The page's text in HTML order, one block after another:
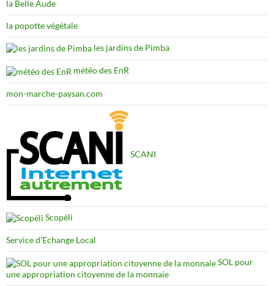
la Belle Aude
la popotte végétale
les jardins de Pimba
météo des EnR
mon-marche-paysan.com
SCANI
Scopéli
Service d'Echange Local
SOL pour
une appropriation citoyenne de la monnaie